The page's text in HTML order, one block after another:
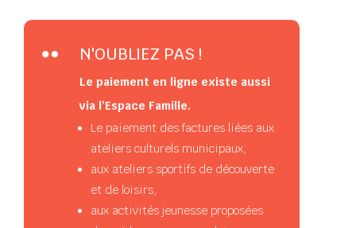
 N'OUBLIEZ PAS !
Le paiement en ligne existe aussi
via l’Espace Famille.
Le paiement des factures liées aux
ateliers culturels municipaux,
aux ateliers sportifs de découverte
et de loisirs,
aux activités jeunesse proposées